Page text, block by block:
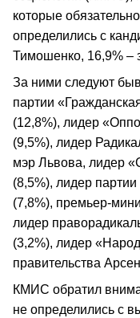
которые
определились с
Тимошенко, 16,9% –
За ними следуют
партии
(12,8%), лидер
(9,5%), лидер
мэр Львова, лидер
(8,5%), лидер
(7,8%), премьер-
лидер
(3,2%), лидер
правительства
КМИС обратил
не определились с